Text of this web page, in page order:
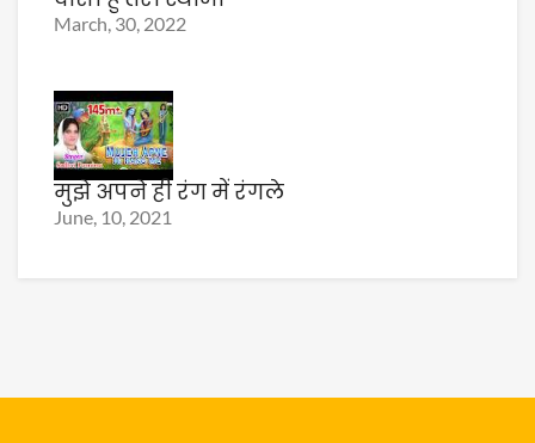
March, 30, 2022
मुझे अपने ही रंग में रंगले
June, 10, 2021